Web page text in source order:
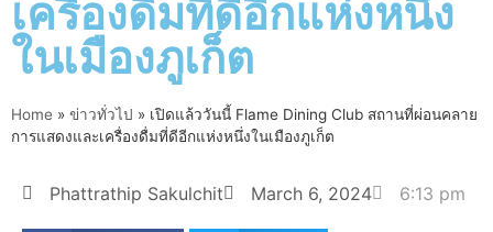
เครื่องดื่มที่ดีอีกแห่งหนึ่ง
ในเมืองภูเก็ต
Home » ข่าวทั่วไป » เปิดแล้ววันนี้ Flame Dining Club สถานที่ผ่อนคลาย
การแสดงและเครื่องดื่มที่ดีอีกแห่งหนึ่งในเมืองภูเก็ต
Phattrathip Sakulchit March 6, 2024 6:13 pm